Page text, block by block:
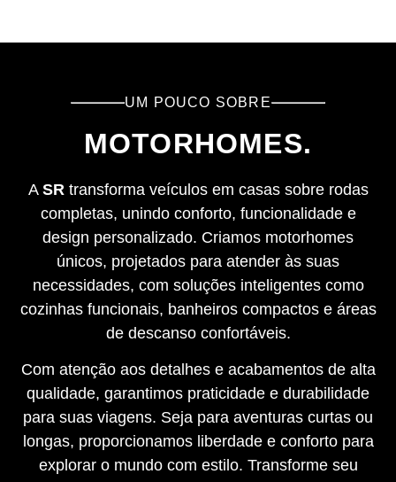
UM POUCO SOBRE
MOTORHOMES.
A SRtransforma veículos em casas sobre rodas
completas, unindo conforto, funcionalidade e
design personalizado. Criamos motorhomes
únicos, projetados para atender às suas
necessidades, com soluções inteligentes como
cozinhas funcionais, banheiros compactos e áreas
de descanso confortáveis.
Com atenção aos detalhes e acabamentos de alta
qualidade, garantimos praticidade e durabilidade
para suas viagens. Seja para aventuras curtas ou
longas, proporcionamos liberdade e conforto para
explorar o mundo com estilo. Transforme seu